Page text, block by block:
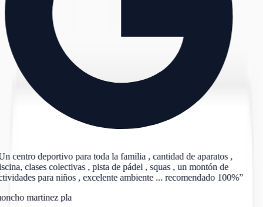
centro deportivo para toda la familia , cantidad de aparatos ,
clases colectivas , pista de pádel , squas , un montón de
para niños , excelente ambiente ... recomendado 100%”
martinez pla